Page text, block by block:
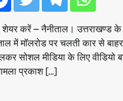
करें – नैनीताल। उत्तराखण्ड के
में मॉलरोड पर चलती कार से बाहर
सोशल मीडिया के लिए वीडियो
प्रकाश […]